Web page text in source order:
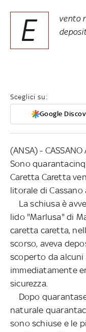
E
vento
Sceglici su:
Google
(ANSA) - CASSANO
Sono
Caretta Caretta
litorale di Cassano
La schiusa è
lido "Marlusa" di
caretta caretta,
scorso, aveva
scoperto da
immediatamente
sicurezza.
Dopo
naturale
sono schiuse e le